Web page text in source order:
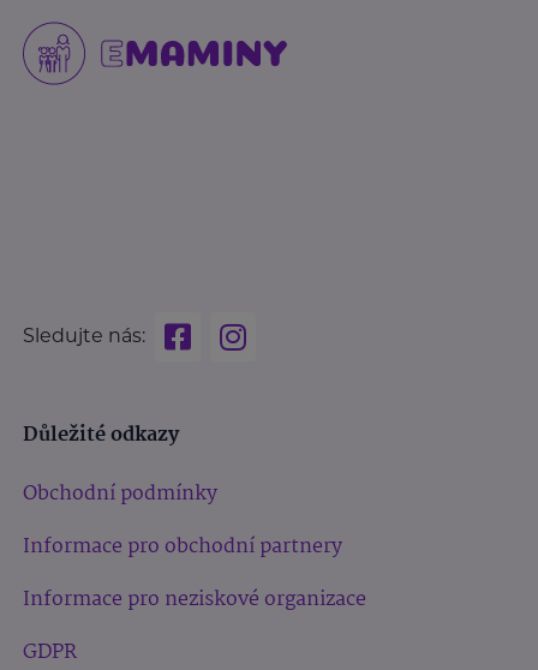
Sledujte nás:
Důležité odkazy
Obchodní podmínky
Informace pro obchodní partnery
Informace pro neziskové organizace
GDPR